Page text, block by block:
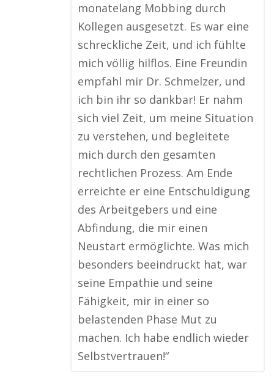
monatelang Mobbing durch
Kollegen ausgesetzt. Es war eine
schreckliche Zeit, und ich fühlte
mich völlig hilflos. Eine Freundin
empfahl mir Dr. Schmelzer, und
ich bin ihr so dankbar! Er nahm
sich viel Zeit, um meine Situation
zu verstehen, und begleitete
mich durch den gesamten
rechtlichen Prozess. Am Ende
erreichte er eine Entschuldigung
des Arbeitgebers und eine
Abfindung, die mir einen
Neustart ermöglichte. Was mich
besonders beeindruckt hat, war
seine Empathie und seine
Fähigkeit, mir in einer so
belastenden Phase Mut zu
machen. Ich habe endlich wieder
Selbstvertrauen!“